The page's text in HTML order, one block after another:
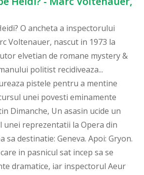
O ancheta a inspectorului
Voltenauer, nascut in 1973 la
elvetian de romane mystery &
politist recidiveaza...
pistele pentru a mentine
unei povesti eminamente
Dimanche, Un asasin ucide un
unei reprezentatii la Opera din
sa destinatie: Geneva. Apoi: Gryon.
in pasnicul sat incep sa se
dramatice, iar inspectorul Aeur